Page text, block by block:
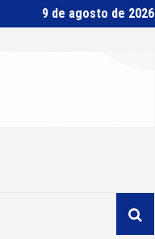
9 de agosto de 2026